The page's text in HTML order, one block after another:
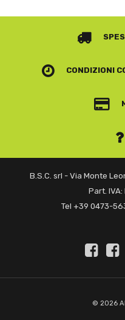
CONDIZIONI
B.S.C. srl - Via Monte
Part.
Tel +39 0473-
© 2026